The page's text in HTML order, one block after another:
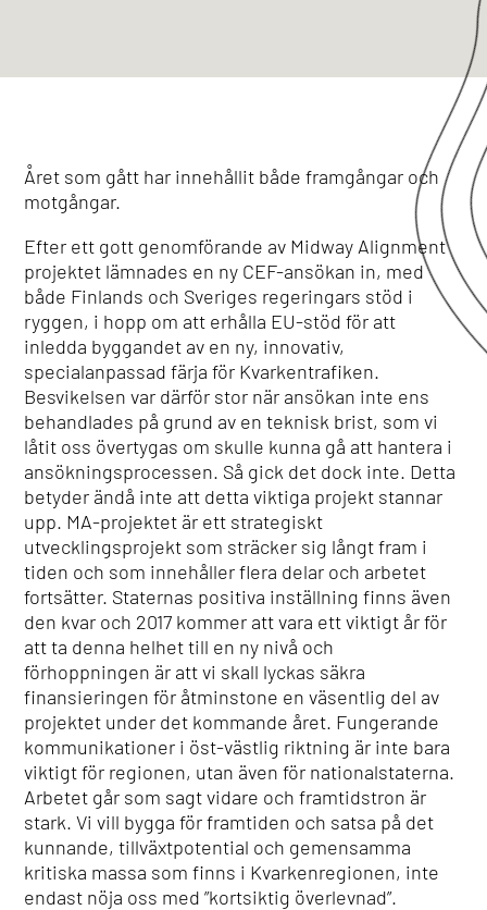
Året som gått har innehållit både framgångar och
motgångar.
Efter ett gott genomförande av Midway Alignment
projektet lämnades en ny CEF-ansökan in, med
både Finlands och Sveriges regeringars stöd i
ryggen, i hopp om att erhålla EU-stöd för att
inledda byggandet av en ny, innovativ,
specialanpassad färja för Kvarkentrafiken.
Besvikelsen var därför stor när ansökan inte ens
behandlades på grund av en teknisk brist, som vi
låtit oss övertygas om skulle kunna gå att hantera i
ansökningsprocessen. Så gick det dock inte. Detta
betyder ändå inte att detta viktiga projekt stannar
upp. MA-projektet är ett strategiskt
utvecklingsprojekt som sträcker sig långt fram i
tiden och som innehåller flera delar och arbetet
fortsätter. Staternas positiva inställning finns även
den kvar och 2017 kommer att vara ett viktigt år för
att ta denna helhet till en ny nivå och
förhoppningen är att vi skall lyckas säkra
finansieringen för åtminstone en väsentlig del av
projektet under det kommande året. Fungerande
kommunikationer i öst-västlig riktning är inte bara
viktigt för regionen, utan även för nationalstaterna.
Arbetet går som sagt vidare och framtidstron är
stark. Vi vill bygga för framtiden och satsa på det
kunnande, tillväxtpotential och gemensamma
kritiska massa som finns i Kvarkenregionen, inte
endast nöja oss med ”kortsiktig överlevnad”.